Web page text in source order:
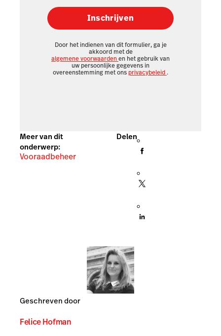
Inschrijven
Door het indienen van dit formulier, ga je
akkoord met de
algemene voorwaardenen het gebruik van
uw persoonlijke gegevens in
overeenstemming met ons privacybeleid .
Meer van dit
onderwerp:
Vooraadbeheer
Delen
Geschreven door
Felice Hofman